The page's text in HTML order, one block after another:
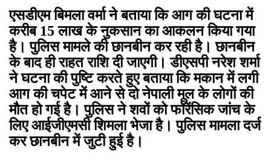
एसडीएम बिमला वर्मा ने बताया कि आग की घटना में
करीब 15 लाख के नुकसान का आकलन किया गया
है। पुलिस मामले की छानबीन कर रही है। छानबीन
के बाद ही राहत राशि दी जाएगी। डीएसपी नरेश शर्मा
ने घटना की पुष्टि करते हुए बताया कि मकान में लगी
आग की चपेट में आने से दो नेपाली मूल के लोगों की
मौत हो गई है। पुलिस ने शवों को फॉरेंसिक जांच के
लिए आईजीएमसी शिमला भेजा है। पुलिस मामला दर्ज
कर छानबीन में जुटी हुई है।